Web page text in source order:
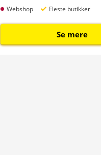
Webshop Fleste butikker
Se mere